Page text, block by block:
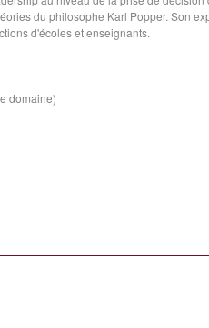
du philosophe Karl Popper. Son
d'écoles et enseignants.
domaine)